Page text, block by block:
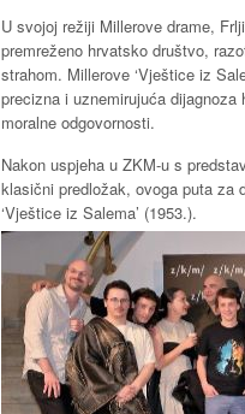
U svojoj režiji Millerove drame,
premreženo hrvatsko društvo,
strahom. Millerove ‘Vještice iz
precizna i uznemirujuća
moralne odgovornosti.
Nakon uspjeha u ZKM-u s
klasični predložak, ovoga puta za
‘Vještice iz Salema’ (1953.).